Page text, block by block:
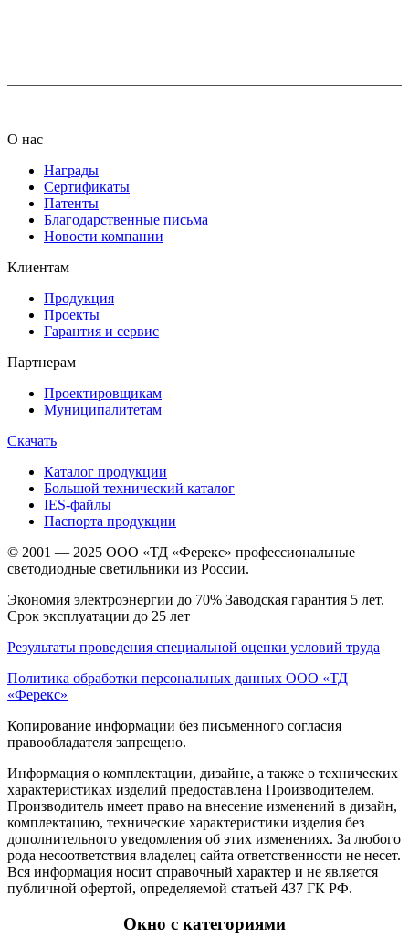
О нас
Награды
Сертификаты
Патенты
Благодарственные письма
Новости компании
Клиентам
Продукция
Проекты
Гарантия и сервис
Партнерам
Проектировщикам
Муниципалитетам
Скачать
Каталог продукции
Большой технический каталог
IES-файлы
Паспорта продукции
© 2001 — 2025 ООО «ТД «Ферекс» профессиональные
светодиодные светильники из России.
Экономия электроэнергии до 70% Заводская гарантия 5 лет.
Срок эксплуатации до 25 лет
Результаты проведения специальной оценки условий труда
Политика обработки персональных данных ООО «ТД
«Ферекс»
Копирование информации без письменного согласия
правообладателя запрещено.
Информация о комплектации, дизайне, а также о технических
характеристиках изделий предоставлена Производителем.
Производитель имеет право на внесение изменений в дизайн,
комплектацию, технические характеристики изделия без
дополнительного уведомления об этих изменениях. За любого
рода несоответствия владелец сайта ответственности не несет.
Вся информация носит справочный характер и не является
публичной офертой, определяемой статьей 437 ГК РФ.
Окно с категориями